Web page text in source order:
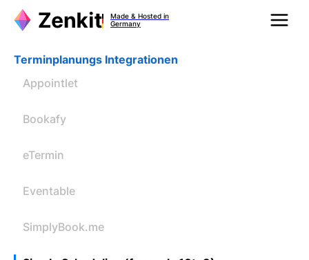
Made & Hosted in
Germany
Terminplanungs Integrationen
Appointlet
Bookafy
eTermin
Eventable
SimplyBook.me